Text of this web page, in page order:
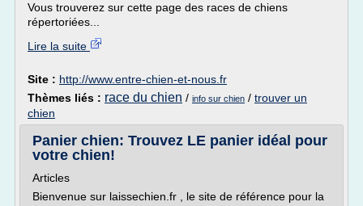
Vous trouverez sur cette page des races de chiens
répertoriées...
Lire la suite
Site : http://www.entre-chien-et-nous.fr
Thèmes liés : race du chien / info sur chien / trouver un
chien
Panier chien: Trouvez LE panier idéal pour
votre chien!
Articles
Bienvenue sur laissechien.fr , le site de référence pour la